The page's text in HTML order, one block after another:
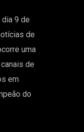
dia 9 de
de
uma
de
em
do